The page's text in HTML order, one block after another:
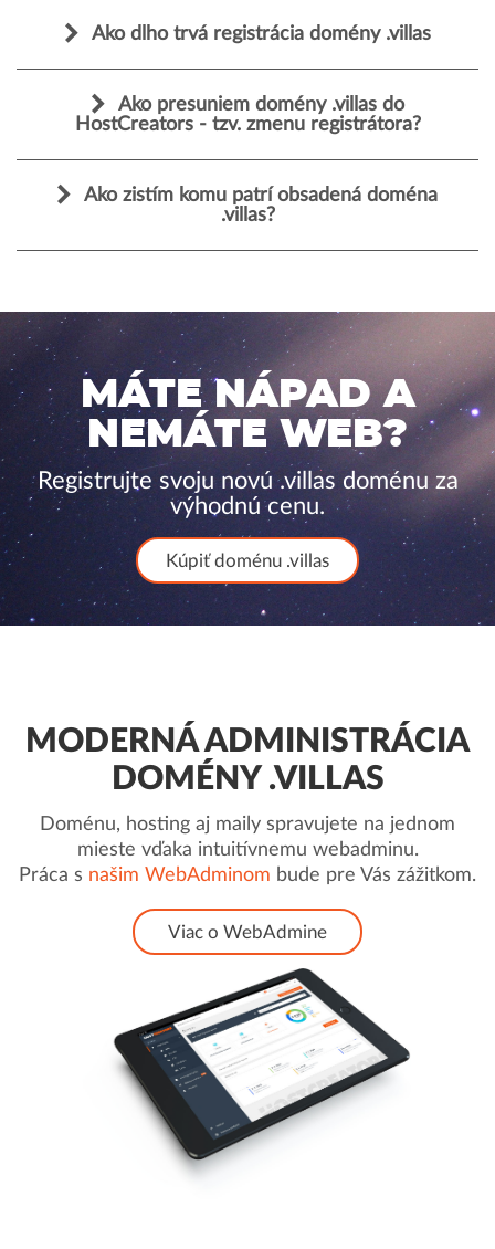
Ako dlho trvá registrácia domény .villas
Ako presuniem domény .villas do
HostCreators - tzv. zmenu registrátora?
Ako zistím komu patrí obsadená doména
.villas?
MÁTE NÁPAD A
NEMÁTE WEB?
Registrujte svoju novú .villas doménu za
výhodnú cenu.
Kúpiť doménu .villas
MODERNÁ ADMINISTRÁCIA
DOMÉNY .VILLAS
Doménu, hosting aj maily spravujete na jednom
mieste vďaka intuitívnemu webadminu.
Práca s našim WebAdminom bude pre Vás zážitkom.
Viac o WebAdmine